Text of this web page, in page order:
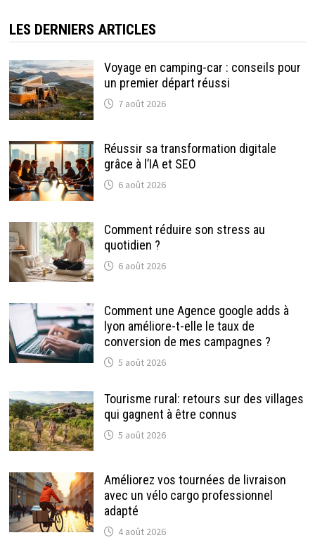
LES DERNIERS ARTICLES
Voyage en camping-car : conseils pour
un premier départ réussi
7 août 2026
Réussir sa transformation digitale
grâce à l’IA et SEO
6 août 2026
Comment réduire son stress au
quotidien ?
6 août 2026
Comment une Agence google adds à
lyon améliore-t-elle le taux de
conversion de mes campagnes ?
5 août 2026
Tourisme rural: retours sur des villages
qui gagnent à être connus
5 août 2026
Améliorez vos tournées de livraison
avec un vélo cargo professionnel
adapté
4 août 2026